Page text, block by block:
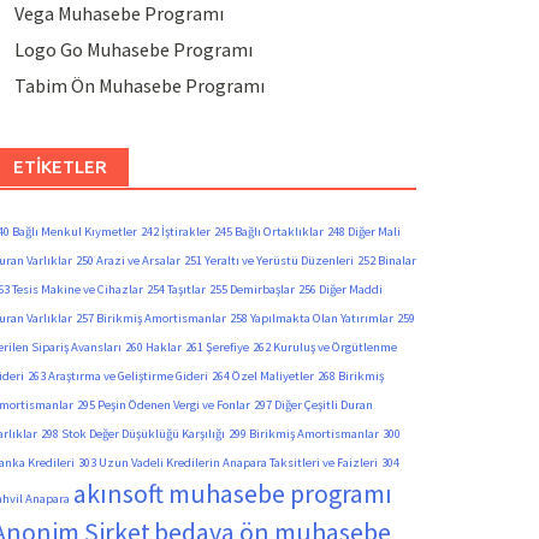
Vega Muhasebe Programı
Logo Go Muhasebe Programı
Tabim Ön Muhasebe Programı
ETIKETLER
Bağlı Menkul Kıymetler 242 İştirakler 245 Bağlı Ortaklıklar 248 Diğer Mali
Varlıklar 250 Arazi ve Arsalar 251 Yeraltı ve Yerüstü Düzenleri 252 Binalar
Tesis Makine ve Cihazlar 254 Taşıtlar 255 Demirbaşlar 256 Diğer Maddi
Varlıklar 257 Birikmiş Amortismanlar 258 Yapılmakta Olan Yatırımlar 259
Sipariş Avansları 260 Haklar 261 Şerefiye 262 Kuruluş ve Örgütlenme
263 Araştırma ve Geliştirme Gideri 264 Özel Maliyetler 268 Birikmiş
295 Peşin Ödenen Vergi ve Fonlar 297 Diğer Çeşitli Duran
298 Stok Değer Düşüklüğü Karşılığı 299 Birikmiş Amortismanlar 300
Kredileri 303 Uzun Vadeli Kredilerin Anapara Taksitleri ve Faizleri 304
Anapara akınsoft muhasebe programı